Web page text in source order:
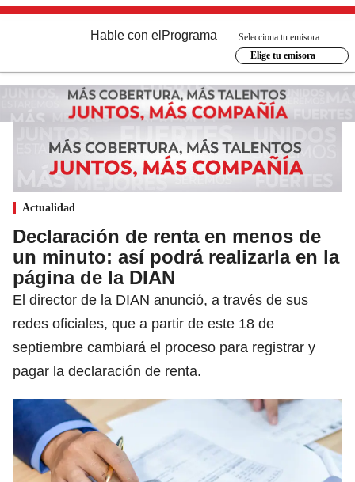
Hable con el Programa
Selecciona tu emisora
Elige tu emisora
Actualidad
Declaración de renta en menos de
un minuto: así podrá realizarla en la
página de la DIAN
El director de la DIAN anunció, a través de sus
redes oficiales, que a partir de este 18 de
septiembre cambiará el proceso para registrar y
pagar la declaración de renta.